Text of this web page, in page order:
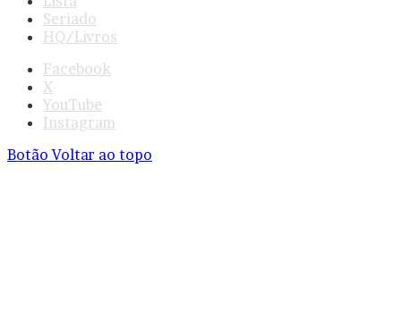
Seriado
HQ/Livros
Facebook
X
YouTube
Instagram
Botão Voltar ao topo